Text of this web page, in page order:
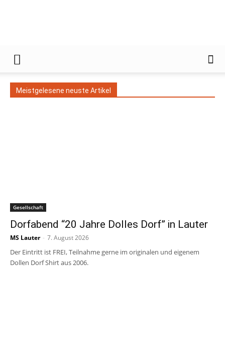
Zeitung
Meistgelesene neuste Artikel
Gesellschaft
Dorfabend “20 Jahre Dolles Dorf” in Lauter
MS Lauter - 7. August 2026
Der Eintritt ist FREI, Teilnahme gerne im originalen und eigenem
Dollen Dorf Shirt aus 2006.